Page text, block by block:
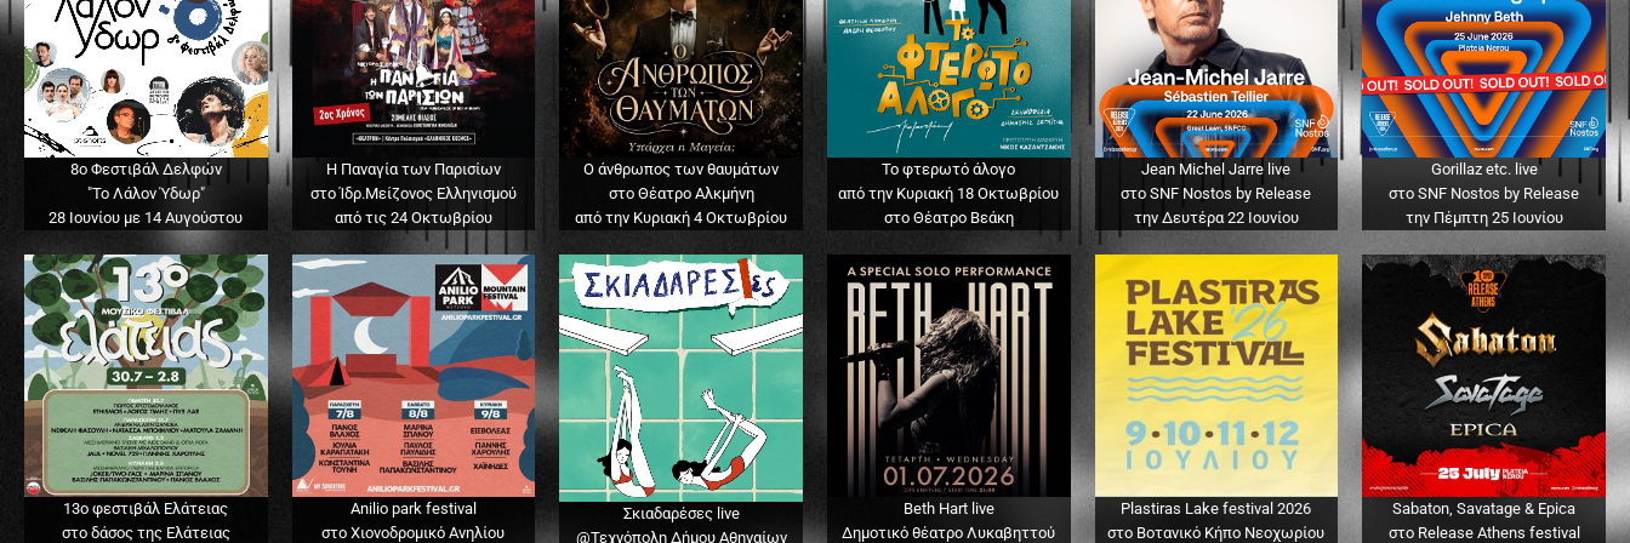
8ο Φεστιβάλ Δελφών
"Το Λάλον Ύδωρ"
28 Ιουνίου με 14 Αυγούστου
Η Παναγία των Παρισίων
στο Ίδρ.Μείζονος Ελληνισμού
από τις 24 Οκτωβρίου
Ο άνθρωπος των θαυμάτων
στο Θέατρο Αλκμήνη
από την Κυριακή 4 Οκτωβρίου
Το φτερωτό άλογο
από την Κυριακή 18 Οκτωβρίου
στο Θέατρο Βεάκη
Jean Michel Jarre live
στο SNF Nostos by Release
την Δευτέρα 22 Ιουνίου
Gorillaz etc. live
στο SNF Nostos by Release
την Πέμπτη 25 Ιουνίου
13o φεστιβάλ Ελάτειας
στο δάσος της Ελάτειας
Anilio park festival
στο Χιονοδρομικό Ανηλίου
Σκιαδαρέσες live
@Τεχνόπολη Δήμου Αθηναίων
Beth Hart live
Δημοτικό θέατρο Λυκαβηττού
Plastiras Lake festival 2026
στο Βοτανικό Κήπο Νεοχωρίου
Sabaton, Savatage & Epica
στο Release Athens festival